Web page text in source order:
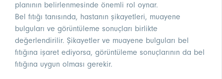
planının belirlenmesinde önemli rol oynar.
Bel fıtığı tanısında, hastanın şikayetleri, muayene
bulguları ve görüntüleme sonuçları birlikte
değerlendirilir. Şikayetler ve muayene bulguları bel
fıtığına işaret ediyorsa, görüntüleme sonuçlarının da bel
fıtığına uygun olması gerekir.